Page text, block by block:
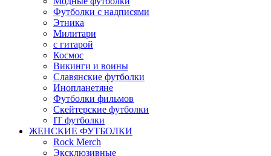
Футболки с надписями
Этника
Милитари
с гитарой
Космос
Викинги и воины
Славянские футболки
Инопланетяне
Футболки фильмов
Скейтерские футболки
IT футболки
ЖЕНСКИЕ ФУТБОЛКИ
Rock Merch
Эксклюзивные